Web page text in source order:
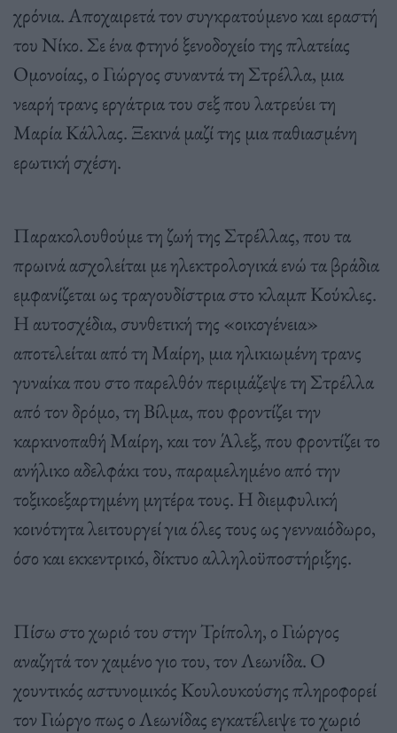
χρόνια. Αποχαιρετά τον συγκρατούμενο και εραστή
του Νίκο. Σε ένα φτηνό ξενοδοχείο της πλατείας
Ομονοίας, ο Γιώργος συναντά τη Στρέλλα, μια
νεαρή τρανς εργάτρια του σεξ που λατρεύει τη
Μαρία Κάλλας. Ξεκινά μαζί της μια παθιασμένη
ερωτική σχέση.
Παρακολουθούμε τη ζωή της Στρέλλας, που τα
πρωινά ασχολείται με ηλεκτρολογικά ενώ τα βράδια
εμφανίζεται ως τραγουδίστρια στο κλαμπ Κούκλες.
Η αυτοσχέδια, συνθετική της «οικογένεια»
αποτελείται από τη Μαίρη, μια ηλικιωμένη τρανς
γυναίκα που στο παρελθόν περιμάζεψε τη Στρέλλα
από τον δρόμο, τη Βίλμα, που φροντίζει την
καρκινοπαθή Μαίρη, και τον Άλεξ, που φροντίζει το
ανήλικο αδελφάκι του, παραμελημένο από την
τοξικοεξαρτημένη μητέρα τους. Η διεμφυλική
κοινότητα λειτουργεί για όλες τους ως γενναιόδωρο,
όσο και εκκεντρικό, δίκτυο αλληλοϋποστήριξης.
Πίσω στο χωριό του στην Τρίπολη, ο Γιώργος
αναζητά τον χαμένο γιο του, τον Λεωνίδα. Ο
χουντικός αστυνομικός Κουλουκούσης πληροφορεί
τον Γιώργο πως ο Λεωνίδας εγκατέλειψε το χωριό